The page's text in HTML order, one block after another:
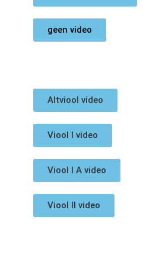
geen video
Altviool video
Viool I video
Viool I A video
Viool II video